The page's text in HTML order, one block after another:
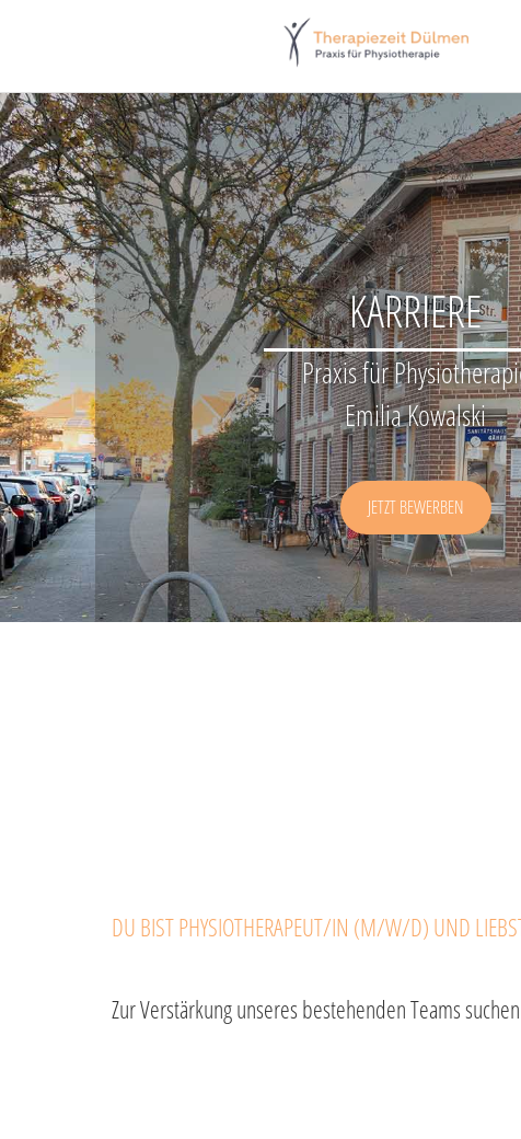
KARRIERE
Praxis für
Emilia Kowalski
JETZT BEWERBEN
DU BIST PHYSIOTHERAPEUT/IN (M/W/D) UND
Zur Verstärkung unseres bestehenden Teams